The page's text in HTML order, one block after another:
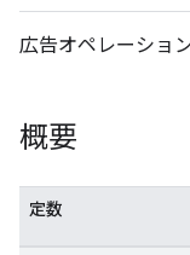
広告オペレーショ
概要
定数